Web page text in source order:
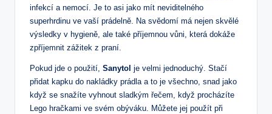
infekcí a nemocí. Je to asi jako mít neviditelného
superhrdinu ve vaší prádelně. Na svědomí má nejen skvělé
výsledky v hygieně, ale také příjemnou vůni, která dokáže
zpříjemnit zážitek z praní.
Pokud jde o použití, Sanytol je velmi jednoduchý. Stačí
přidat kapku do nakládky prádla a to je všechno, snad jako
když se snažíte vyhnout sladkým řečem, když procházíte
Lego hračkami ve svém obýváku. Můžete jej použít při